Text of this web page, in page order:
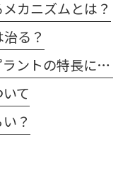
カニズムとは？
る？
バイオホライズンズ社のインプラントの特長について
て
？